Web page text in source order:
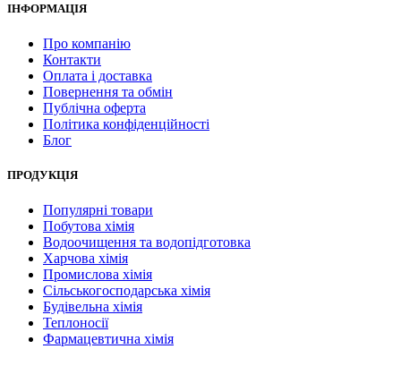
ІНФОРМАЦІЯ
Про компанію
Контакти
Оплата і доставка
Повернення та обмін
Публічна оферта
Політика конфіденційності
Блог
ПРОДУКЦІЯ
Популярні товари
Побутова хімія
Водоочищення та водопідготовка
Харчова хімія
Промислова хімія
Сільськогосподарська хімія
Будівельна хімія
Теплоносії
Фармацевтична хімія